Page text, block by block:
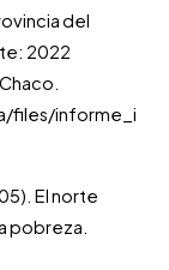
del
2022
files/informe_i
El norte
pobreza.